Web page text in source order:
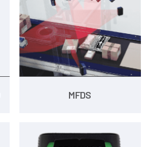
MFDS